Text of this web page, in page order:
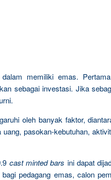
memiliki emas.
sebagai investasi. Jika
oleh banyak faktor,
pasokan-kebutuhan,
cast minted bars ini dapat
pedagang emas, calon